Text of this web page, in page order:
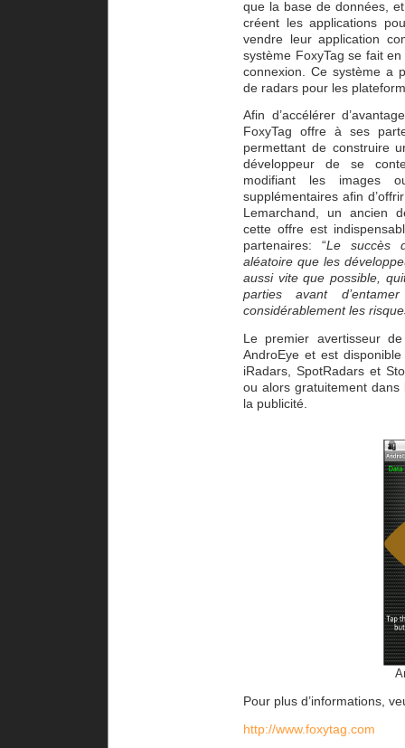
que la base de données,
créent les applications
vendre leur application
système FoxyTag se fait
connexion. Ce système a
de radars pour les
Afin d’accélérer
FoxyTag offre à ses
permettant de construire
développeur de se
modifiant les images
supplémentaires afin
Lemarchand, un ancien
cette offre est
partenaires: “Le succès
aléatoire que les
aussi vite que possible,
parties avant
considérablement les
Le premier avertisseur
AndroEye et est
iRadars, SpotRadars et
ou alors gratuitement
la publicité.
Pour plus d’informations,
http://www.foxytag.com